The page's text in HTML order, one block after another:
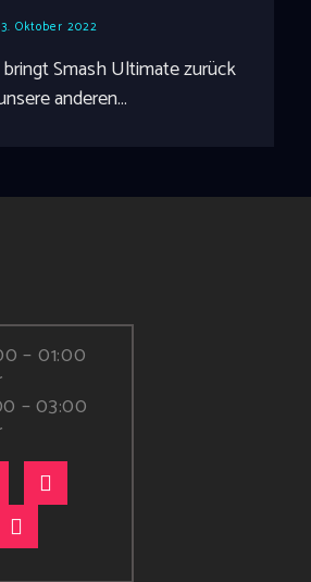
Oktober 2022
Smash Ultimate zurück
anderen…
– 01:00
– 03:00